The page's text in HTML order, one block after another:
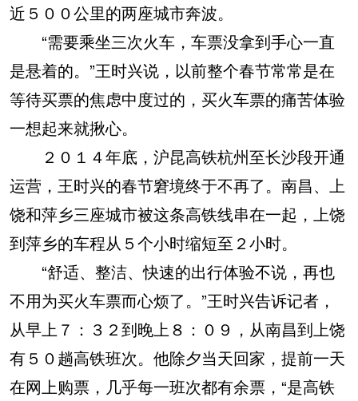
近５００公里的两座城市奔波。
“需要乘坐三次火车，车票没拿到手心一直
是悬着的。”王时兴说，以前整个春节常常是在
等待买票的焦虑中度过的，买火车票的痛苦体验
一想起来就揪心。
２０１４年底，沪昆高铁杭州至长沙段开通
运营，王时兴的春节窘境终于不再了。南昌、上
饶和萍乡三座城市被这条高铁线串在一起，上饶
到萍乡的车程从５个小时缩短至２小时。
“舒适、整洁、快速的出行体验不说，再也
不用为买火车票而心烦了。”王时兴告诉记者，
从早上７：３２到晚上８：０９，从南昌到上饶
有５０趟高铁班次。他除夕当天回家，提前一天
在网上购票，几乎每一班次都有余票，“是高铁